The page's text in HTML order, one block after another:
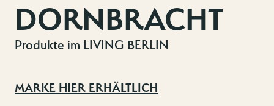
DORNBRACHT
Produkte im LIVING BERLIN
MARKE HIER ERHÄLTLICH